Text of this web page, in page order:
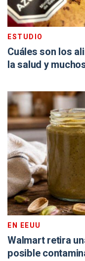
ESTUDIO
Cuáles son los
la salud y
EN EEUU
Walmart retira
posible